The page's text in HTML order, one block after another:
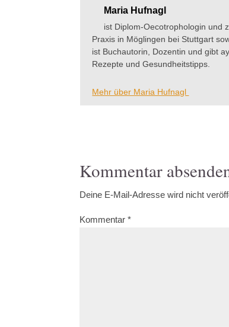
Maria Hufnagl
ist Diplom-Oecotrophologin und
Praxis in Möglingen bei Stuttgart
ist Buchautorin, Dozentin und gibt
Rezepte und Gesundheitstipps.
Mehr über Maria Hufnagl
Kommentar
Deine E-Mail-Adresse wird nicht
Kommentar*